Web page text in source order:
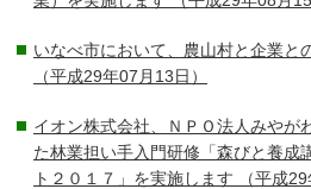
いなべ市において、農山村と企業と
（平成29年07月13日）
イオン株式会社、ＮＰＯ法人みやが
た林業担い手入門研修「森びと養
ト２０１７」を実施します （平成29